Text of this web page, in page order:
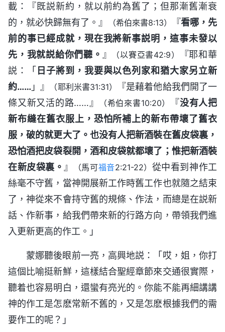
載：『既説新約，就以前約為舊了；但那漸舊漸衰
的，就必快歸無有了。』
（希伯來書8:13） 『看哪，先
前的事已經成就，現在我將新事説明，這事未發以
先，我就説給你們聽。 』 （以賽亞書42:9）
『耶和華
説：「 日子將到，我要與以色列家和猶大家另立新
約…… 」』 （耶利米書31:31）
『是藉着他給我們開了一
條又新又活的路……』
（希伯來書10:20） 『没有人把
新布縫在舊衣服上，恐怕所補上的新布帶壞了舊衣
服，破的就更大了。也没有人把新酒裝在舊皮袋裏，
恐怕酒把皮袋裂開，酒和皮袋就都壞了；惟把新酒裝
在新皮袋裏。 』 （馬可福音2:21-22） 從中看到神作工
絲毫不守舊，當神開展新工作時舊工作也就隨之結束
了，神從來不會持守舊的規條、作法，而總是在説新
話、作新事，給我們帶來新的行路方向，帶領我們進
入更新更高的作工。」
蒙娜聽後眼前一亮，高興地説：「哎，姐，你打
這個比喻挺新鮮，這樣結合聖經章節來交通很實際，
聽着也容易明白，還蠻有亮光的。你能不能再細講講
神的作工是怎麽常新不舊的，又是怎麽根據我們的需
要作工的呢？」